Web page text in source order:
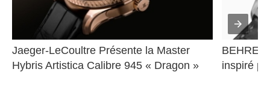
Jaeger-LeCoultre Présente la Master
Hybris Artistica Calibre 945 « Dragon »
inspiré